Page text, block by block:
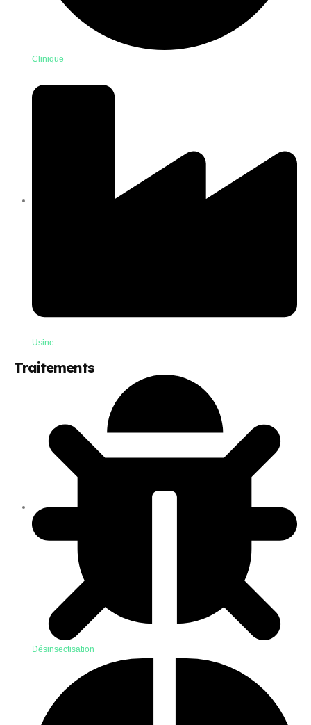
Clinique
Usine
Traitements
Désinsectisation